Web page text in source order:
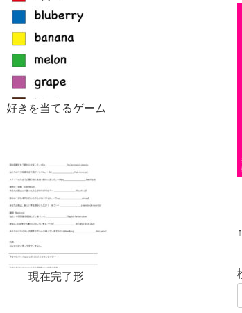
好きを当てるゲーム
現在完了形